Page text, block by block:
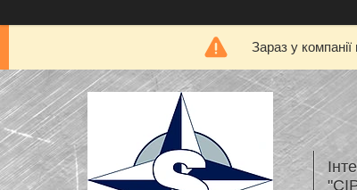
Зараз у